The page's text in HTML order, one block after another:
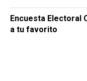
Encuesta Electoral
a tu favorito